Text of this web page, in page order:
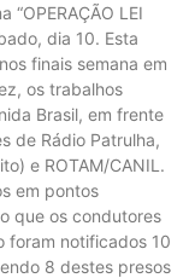
“OPERAÇÃO LEI
dia 10. Esta
finais semana em
os trabalhos
Brasil, em frente
de Rádio Patrulha,
e ROTAM/CANIL.
em pontos
que os condutores
foram notificados 10
8 destes presos